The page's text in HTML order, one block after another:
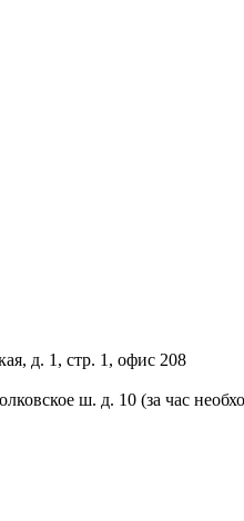
д. 1, стр. 1, офис 208
ш. д. 10 (за час